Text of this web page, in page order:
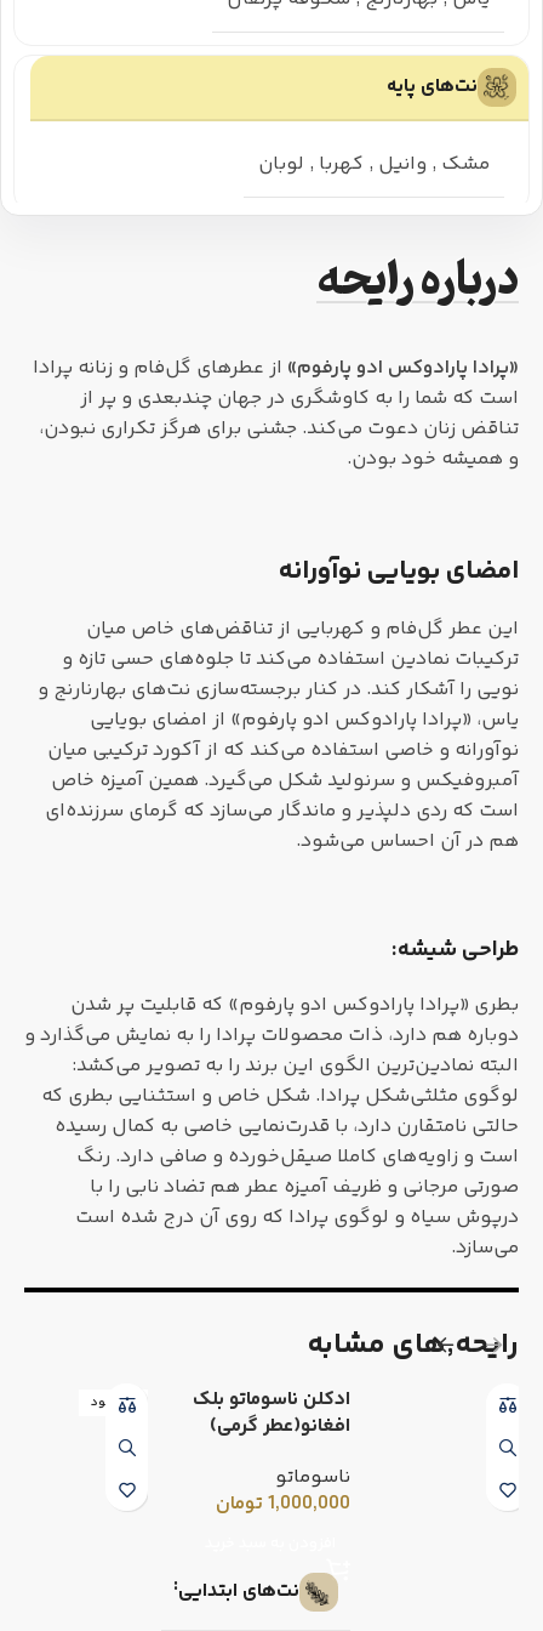
نت‌های پایه
مشک , وانیل , کهربا , لوبان
درباره رایحه
«پرادا پارادوکس ادو پارفوم» از عطرهای گل‌فام و زنانه پرادا
است که شما را به کاوشگری در جهان چندبعدی و پر از
تناقض زنان دعوت می‌کند. جشنی برای هرگز تکراری نبودن،
و همیشه خود بودن.
امضای بویایی نوآورانه
این عطر گل‌فام و کهربایی از تناقض‌های خاص میان
ترکیبات نمادین استفاده می‌کند تا جلوه‌های حسی تازه و
نویی را آشکار کند. در کنار برجسته‌سازی نت‌های بهارنارنج و
یاس، «پرادا پارادوکس ادو پارفوم» از امضای بویایی
نوآورانه و خاصی استفاده می‌کند که از آکورد ترکیبی میان
آمبروفیکس و سرنولید شکل می‌گیرد. همین آمیزه خاص
است که ردی دلپذیر و ماندگار می‌سازد که گرمای سرزنده‌ای
هم در آن احساس می‌شود.
طراحی شیشه:
بطری «پرادا پارادوکس ادو پارفوم» که قابلیت پر شدن
دوباره هم دارد، ذات محصولات پرادا را به نمایش می‌گذارد و
البته نمادین‌ترین الگوی این برند را به تصویر می‌کشد:
لوگوی مثلثی‌شکل پرادا. شکل خاص و استثنایی بطری که
حالتی نامتقارن دارد، با قدرت‌نمایی خاصی به کمال رسیده
است و زاویه‌های کاملا صیقل‌خورده و صافی دارد. رنگ
صورتی مرجانی و ظریف آمیزه عطر هم تضاد نابی را با
درپوش سیاه و لوگوی پرادا که روی آن درج شده است
می‌سازد.
رایحه٬های مشابه
ادکلن ناسوماتو بلک
افغانو(عطر گرمی)
ناسوماتو
1,000,000 تومان
نت‌های ابتدایی
ناموجود